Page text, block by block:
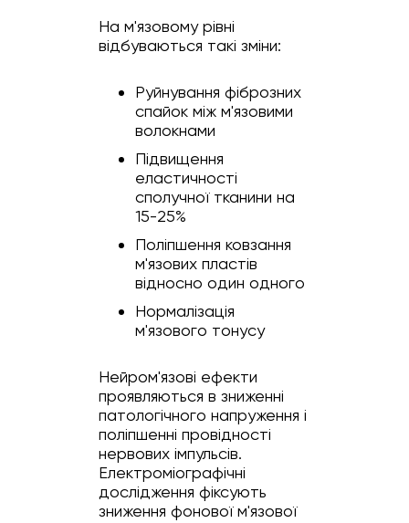
На м'язовому рівні
відбуваються такі зміни:
Руйнування фіброзних
спайок між м'язовими
волокнами
Підвищення
еластичності
сполучної тканини на
15-25%
Поліпшення ковзання
м'язових пластів
відносно один одного
Нормалізація
м'язового тонусу
Нейром'язові ефекти
проявляються в зниженні
патологічного напруження і
поліпшенні провідності
нервових імпульсів.
Електроміографічні
дослідження фіксують
зниження фонової м'язової